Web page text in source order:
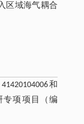
区域海气耦合
和
专项项目（编